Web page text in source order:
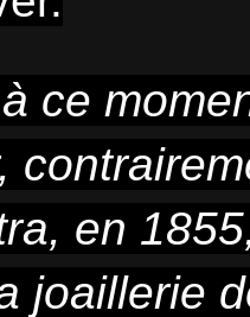
ce
en
joaillerie